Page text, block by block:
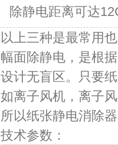
除静电距离可达
以上三种是最常用
幅面除静电，是根
设计无盲区。只要
如离子风机，离子
所以纸张静电消除
技术参数：